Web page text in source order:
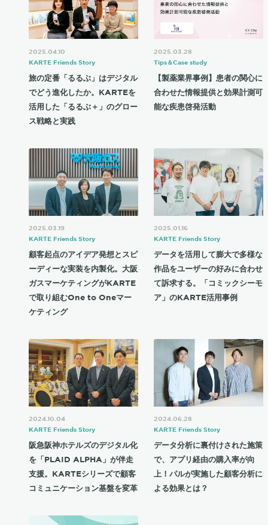
2025.04.10
KARTE Friends Story
旅の定番「るるぶ」はデジタル
でどう進化したか。KARTEを
活用した「るるぶ＋」のグロー
ス戦略と実践
2025.03.28
Tips＆Case study
【製薬業界事例】患者の関心に
合わせた情報提供と効果計測可
能な疾患啓発活動
2025.03.19
KARTE Friends Story
顧客起点のアイデア発想とスピ
ーディーな実装を内製化。大阪
ガスマーケティングがKARTE
で取り組むOne to Oneマー
ケティング
2025.01.16
KARTE Friends Story
データを活用して膨大で多様な
作品をユーザーの好みに合わせ
て訴求する。「コミックシーモ
ア」のKARTE活用事例
2024.10.04
KARTE Friends Story
阪急阪神ホテルズのデジタル化
を「PLAID ALPHA」が伴走
支援。KARTEシリーズで顧客
コミュニケーション基盤を変革
2024.06.28
KARTE Friends Story
データ分析に裏付けされた施策
で、アプリ経由の購入率が向
上！パルが実施した顧客分析に
よる効果とは？